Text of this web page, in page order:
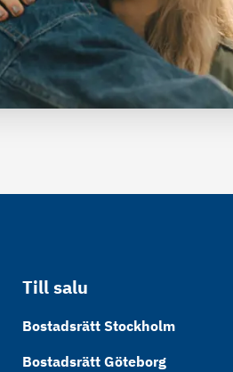
Till salu
Bostadsrätt Stockholm
Bostadsrätt Göteborg